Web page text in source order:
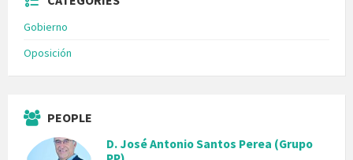
Gobierno
Oposición
PEOPLE
D. José Antonio Santos Perea (Grupo